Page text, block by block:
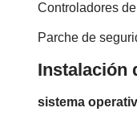
Controladores
Parche de
Instalación
sistema